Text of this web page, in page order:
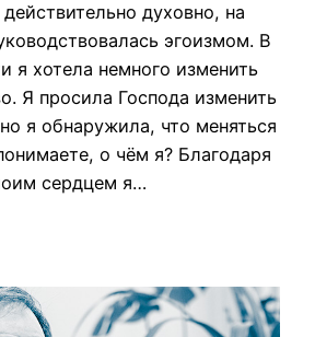
духовно, на
эгоизмом. В
я хотела немного изменить
Я просила Господа изменить
я обнаружила, что меняться
о чём я? Благодаря
сердцем я…